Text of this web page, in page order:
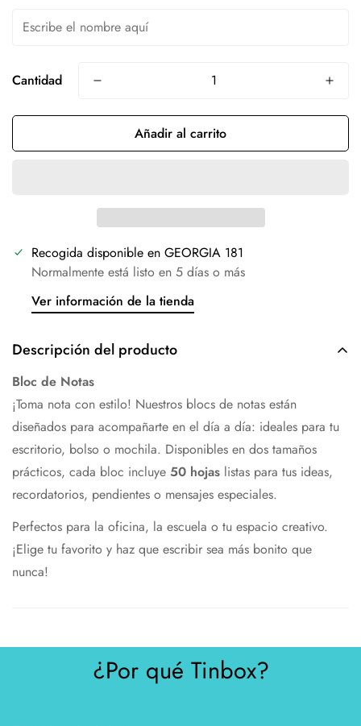
Cantidad
Añadir al carrito
Recogida disponible en GEORGIA 181
Normalmente está listo en 5 días o más
Ver información de la tienda
Descripción del producto
Bloc de Notas
¡Toma nota con estilo! Nuestros blocs de notas están
diseñados para acompañarte en el día a día: ideales para tu
escritorio, bolso o mochila. Disponibles en dos tamaños
prácticos, cada bloc incluye 50 hojas listas para tus ideas,
recordatorios, pendientes o mensajes especiales.
Perfectos para la oficina, la escuela o tu espacio creativo.
¡Elige tu favorito y haz que escribir sea más bonito que
nunca!
¿Por qué Tinbox?